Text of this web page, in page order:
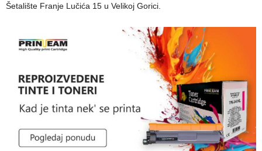
Šetalište Franje Lučića 15 u Velikoj Gorici.